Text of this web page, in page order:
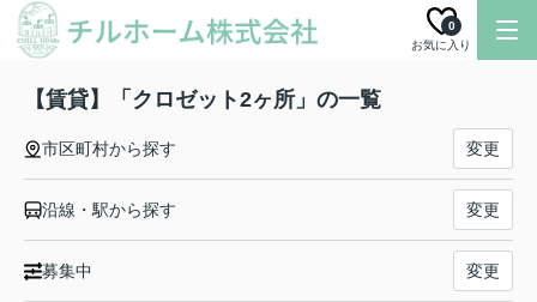
お気に入り
0
【賃貸】「クロゼット2ヶ所」の一覧
市区町村から探す 変更
沿線・駅から探す 変更
募集中 変更